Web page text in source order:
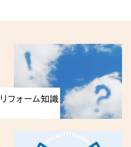
リフォーム知識